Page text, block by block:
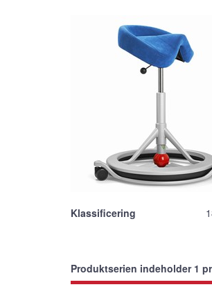
Klassificering
Produktserien indeholder 1